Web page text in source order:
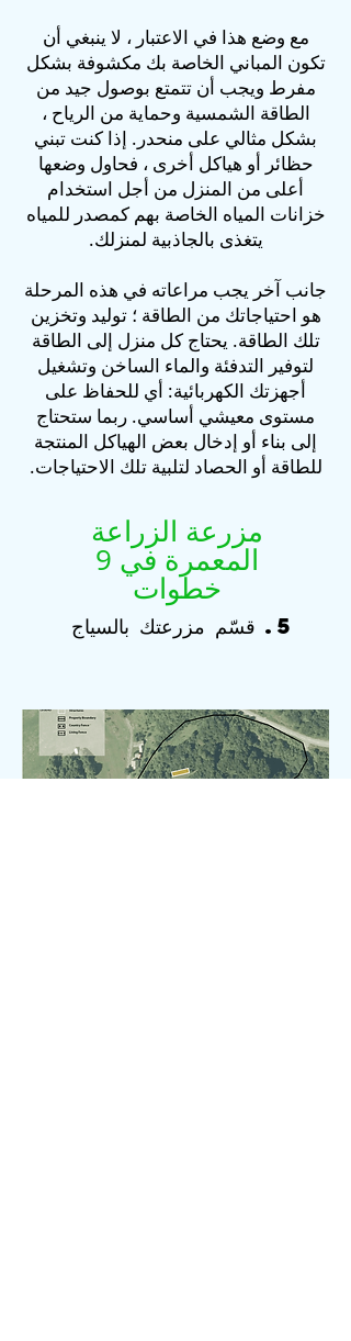
مع وضع هذا في الاعتبار ، لا ينبغي أن
تكون المباني الخاصة بك مكشوفة بشكل
مفرط ويجب أن تتمتع بوصول جيد من
الطاقة الشمسية وحماية من الرياح ،
بشكل مثالي على منحدر. إذا كنت تبني
حظائر أو هياكل أخرى ، فحاول وضعها
أعلى من المنزل من أجل استخدام
خزانات المياه الخاصة بهم كمصدر للمياه
يتغذى بالجاذبية لمنزلك.
جانب آخر يجب مراعاته في هذه المرحلة
هو احتياجاتك من الطاقة ؛ توليد وتخزين
تلك الطاقة. يحتاج كل منزل إلى الطاقة
لتوفير التدفئة والماء الساخن وتشغيل
أجهزتك الكهربائية: أي للحفاظ على
مستوى معيشي أساسي. ربما ستحتاج
إلى بناء أو إدخال بعض الهياكل المنتجة
للطاقة أو الحصاد لتلبية تلك الاحتياجات.
مزرعة الزراعة
المعمرة في 9
خطوات
5. قسّم مزرعتك بالسياج